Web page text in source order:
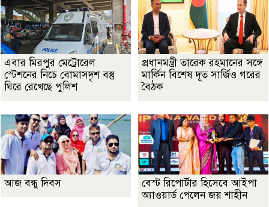
এবার মিরপুর মেট্রোরেল
স্টেশনের নিচে বোমাসদৃশ বস্তু
ঘিরে রেখেছে পুলিশ
প্রধানমন্ত্রী তারেক রহমানের সঙ্গে
মার্কিন বিশেষ দূত সার্জিও গরের
বৈঠক
আজ বন্ধু দিবস
বেস্ট রিপোর্টার হিসেবে আইপা
অ্যাওয়ার্ড পেলেন জয় শাহীন